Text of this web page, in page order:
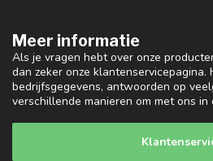
Meer informatie
Als je vragen hebt over onze
dan zeker onze klantenservicepagina.
bedrijfsgegevens, antwoorden op
verschillende manieren om met ons in